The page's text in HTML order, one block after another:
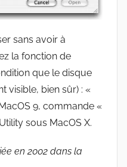
sans avoir à
la fonction de
que le disque
visible, bien sûr) : «
9, commande «
sous MacOS X.
en 2002 dans la